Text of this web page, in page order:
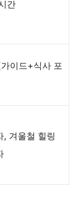
간
이드+식사 포
, 겨울철 힐링